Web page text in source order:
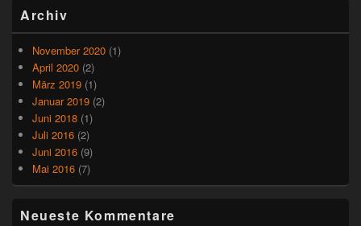
Archiv
November 2020 (1)
April 2020 (2)
März 2019 (1)
Januar 2019 (2)
Juni 2018 (1)
Juli 2016 (2)
Juni 2016 (9)
Mai 2016 (7)
Neueste Kommentare